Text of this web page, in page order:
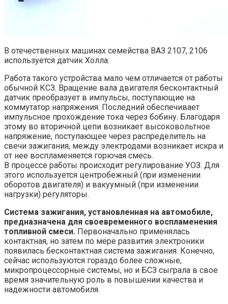
В отечественных машинах семейства ВАЗ 2107, 2106
используется датчик Холла.
Работа такого устройства мало чем отличается от работы
обычной КСЗ. Вращение вала двигателя бесконтактный
датчик преобразует в импульсы, поступающие на
коммутатор напряжения. Последний обеспечивает
импульсное прохождение тока через бобину. Благодаря
этому во вторичной цепи возникает высоковольтное
напряжение, поступающее через распределитель на
свечи зажигания, между электродами возникает искра и
от нее воспламеняется горючая смесь.
В процессе работы происходит регулирование УОЗ. Для
этого используется центробежный (при изменении
оборотов двигателя) и вакуумный (при изменении
нагрузки) регуляторы.
Система зажигания, установленная на автомобиле,
предназначена для своевременного воспламенения
топливной смеси. Первоначально применялась
контактная, но затем по мере развития электроники
появилась бесконтактная система зажигания. Конечно,
сейчас используются гораздо более сложные,
микропроцессорные системы, но и БСЗ сыграла в свое
время значительную роль в повышении качества и
надежности автомобиля.